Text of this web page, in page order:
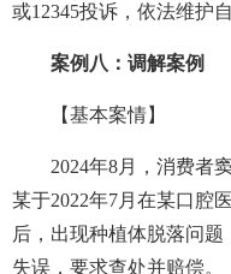
或12345投诉，依法维护
案例八：调解案例
【基本案情】
2024年8月，消费者窦
某于2022年7月在某口腔
后，出现种植体脱落问
失误，要求查处并赔偿。